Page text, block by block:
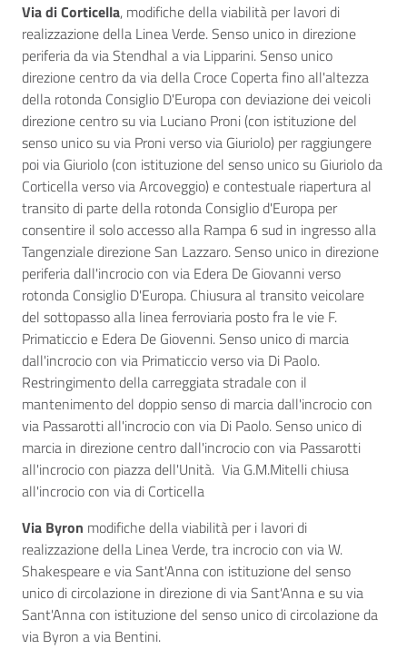
Via di Corticella, modifiche della viabilità per lavori di
realizzazione della Linea Verde. Senso unico in direzione
periferia da via Stendhal a via Lipparini. Senso unico
direzione centro da via della Croce Coperta fino all'altezza
della rotonda Consiglio D'Europa con deviazione dei veicoli
direzione centro su via Luciano Proni (con istituzione del
senso unico su via Proni verso via Giuriolo) per raggiungere
poi via Giuriolo (con istituzione del senso unico su Giuriolo da
Corticella verso via Arcoveggio) e contestuale riapertura al
transito di parte della rotonda Consiglio d'Europa per
consentire il solo accesso alla Rampa 6 sud in ingresso alla
Tangenziale direzione San Lazzaro. Senso unico in direzione
periferia dall'incrocio con via Edera De Giovanni verso
rotonda Consiglio D'Europa. Chiusura al transito veicolare
del sottopasso alla linea ferroviaria posto fra le vie F.
Primaticcio e Edera De Giovenni. Senso unico di marcia
dall'incrocio con via Primaticcio verso via Di Paolo.
Restringimento della carreggiata stradale con il
mantenimento del doppio senso di marcia dall'incrocio con
via Passarotti all'incrocio con via Di Paolo. Senso unico di
marcia in direzione centro dall'incrocio con via Passarotti
all'incrocio con piazza dell'Unità. Via G.M.Mitelli chiusa
all'incrocio con via di Corticella
Via Byron modifiche della viabilità per i lavori di
realizzazione della Linea Verde, tra incrocio con via W.
Shakespeare e via Sant'Anna con istituzione del senso
unico di circolazione in direzione di via Sant'Anna e su via
Sant'Anna con istituzione del senso unico di circolazione da
via Byron a via Bentini.